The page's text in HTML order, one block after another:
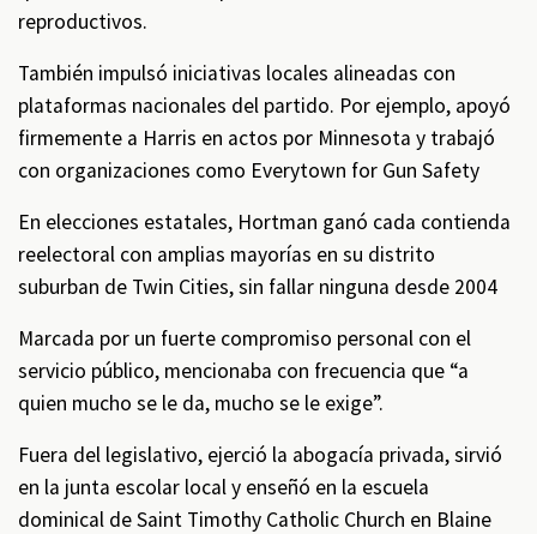
reproductivos.
También impulsó iniciativas locales alineadas con
plataformas nacionales del partido. Por ejemplo, apoyó
firmemente a Harris en actos por Minnesota y trabajó
con organizaciones como Everytown for Gun Safety
En elecciones estatales, Hortman ganó cada contienda
reelectoral con amplias mayorías en su distrito
suburban de Twin Cities, sin fallar ninguna desde 2004
Marcada por un fuerte compromiso personal con el
servicio público, mencionaba con frecuencia que “a
quien mucho se le da, mucho se le exige”.
Fuera del legislativo, ejerció la abogacía privada, sirvió
en la junta escolar local y enseñó en la escuela
dominical de Saint Timothy Catholic Church en Blaine